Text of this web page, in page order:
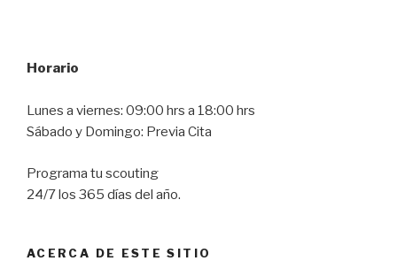
Horario
Lunes a viernes: 09:00 hrs a 18:00 hrs
Sábado y Domingo: Previa Cita
Programa tu scouting
24/7 los 365 días del año.
ACERCA DE ESTE SITIO